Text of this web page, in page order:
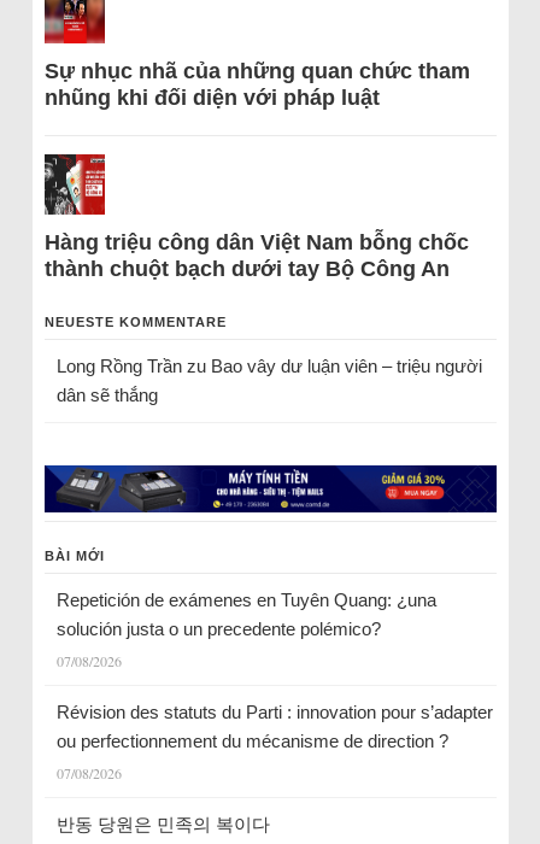
Sự nhục nhã của những quan chức tham
nhũng khi đối diện với pháp luật
Hàng triệu công dân Việt Nam bỗng chốc
thành chuột bạch dưới tay Bộ Công An
NEUESTE KOMMENTARE
Long Rồng Trầnzu Bao vây dư luận viên – triệu người
dân sẽ thắng
BÀI MỚI
Repetición de exámenes en Tuyên Quang: ¿una
solución justa o un precedente polémico?
07/08/2026
Révision des statuts du Parti : innovation pour s’adapter
ou perfectionnement du mécanisme de direction ?
07/08/2026
반동 당원은 민족의 복이다